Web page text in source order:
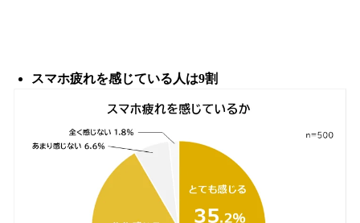
スマホ疲れを感じている人は9割